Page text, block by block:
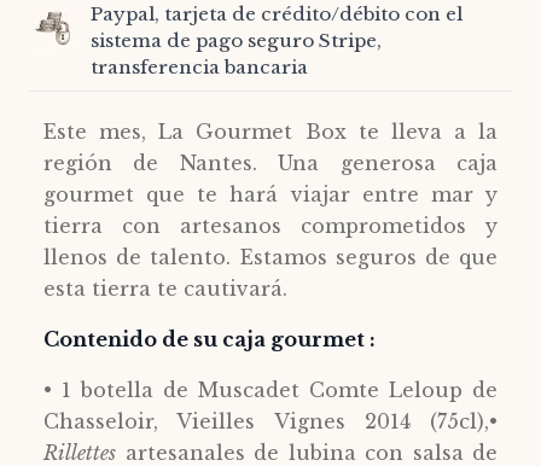
Paypal, tarjeta de crédito/débito con el
sistema de pago seguro Stripe,
transferencia bancaria
Este mes, La Gourmet Box te lleva a la
región de Nantes. Una generosa caja
gourmet que te hará viajar entre mar y
tierra con artesanos comprometidos y
llenos de talento. Estamos seguros de que
esta tierra te cautivará.
Contenido de su caja gourmet :
• 1 botella de Muscadet Comte Leloup de
Chasseloir, Vieilles Vignes 2014 (75cl),•
Rillettes artesanales de lubina con salsa de